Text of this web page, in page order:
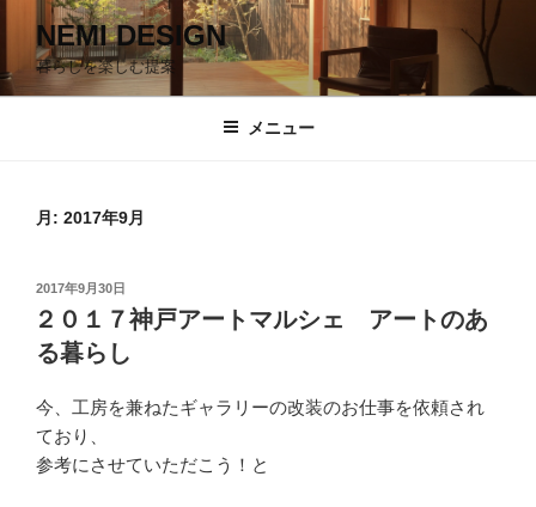
テ
ン
NEMI DESIGN
暮らしを楽しむ提案
メニュー
月: 2017年9月
投
稿
日:
2017年9月30日
２０１７神戸アートマルシェ アートのあ
る暮らし
今、工房を兼ねたギャラリーの改装のお仕事を依頼され
ており、
参考にさせていただこう！と